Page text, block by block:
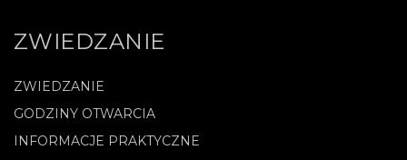
ZWIEDZANIE
ZWIEDZANIE
GODZINY OTWARCIA
INFORMACJE PRAKTYCZNE